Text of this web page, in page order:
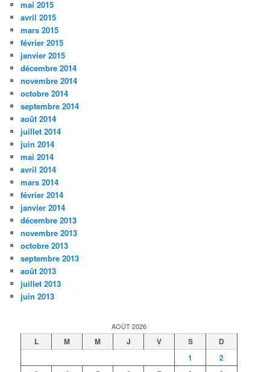
mai 2015
avril 2015
mars 2015
février 2015
janvier 2015
décembre 2014
novembre 2014
octobre 2014
septembre 2014
août 2014
juillet 2014
juin 2014
mai 2014
avril 2014
mars 2014
février 2014
janvier 2014
décembre 2013
novembre 2013
octobre 2013
septembre 2013
août 2013
juillet 2013
juin 2013
AOÛT 2026
L M M J V S
D
1
2